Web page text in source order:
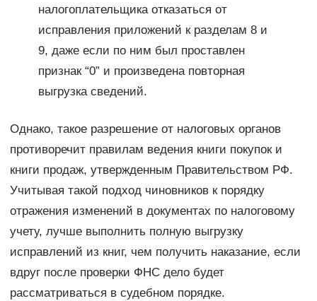
налогоплательщика отказаться от
исправления приложений к разделам 8 и
9, даже если по ним был проставлен
признак “0” и произведена повторная
выгрузка сведений.
Однако, такое разрешение от налоговых органов
противоречит правилам ведения книги покупок и
книги продаж, утвержденным Правительством РФ.
Учитывая такой подход чиновников к порядку
отражения изменений в документах по налоговому
учету, лучше выполнить полную выгрузку
исправлений из книг, чем получить наказание, если
вдруг после проверки ФНС дело будет
рассматриваться в судебном порядке.